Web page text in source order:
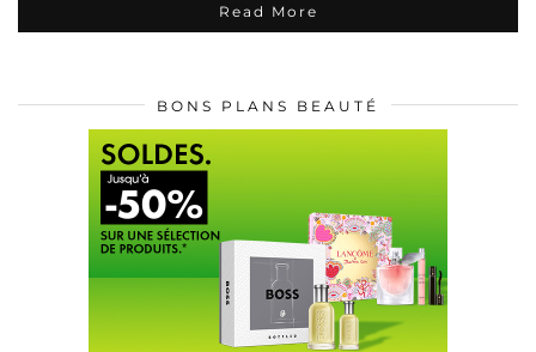
Read More
BONS PLANS BEAUTÉ